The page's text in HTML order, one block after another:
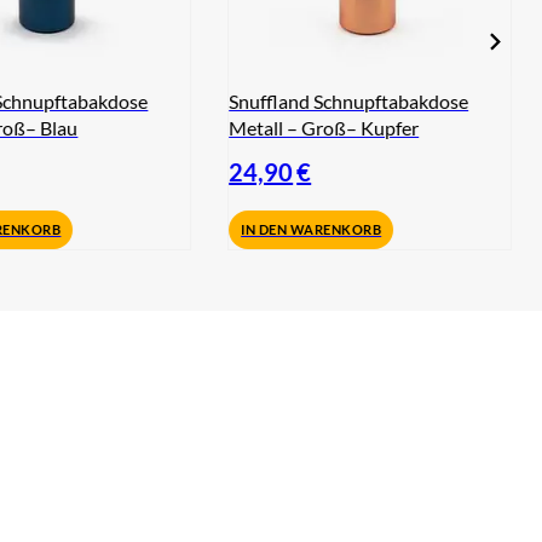
Blau
Snuffland Schnupftabakdose
Metall – Groß– Kupfer
24,90€
IN DEN WARENKORB